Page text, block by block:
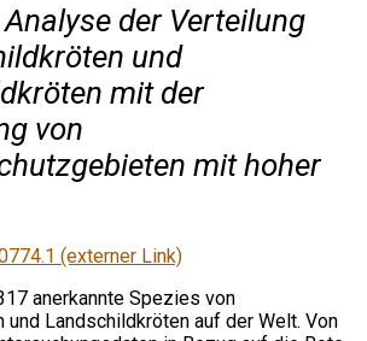
der Verteilung
und
mit der
von
mit hoher
(externer Link)
anerkannte Spezies von
Landschildkröten auf der Welt. Von